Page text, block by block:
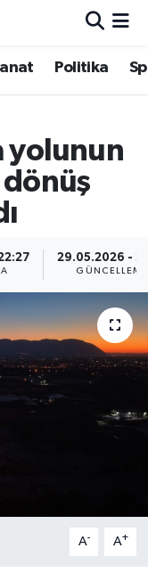
Politika
yolunun
29.05.2026 -
GÜNCELLEME
A- A+